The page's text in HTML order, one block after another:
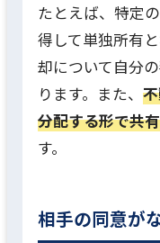
たとえば、特定
得して単独所有
却について自分
ります。また、
分配する形で共
す。
相手の同意が